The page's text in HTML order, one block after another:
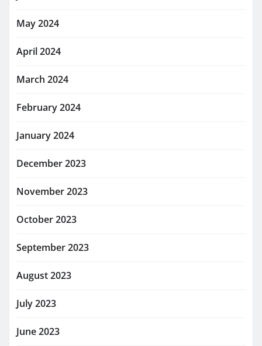
May 2024
April 2024
March 2024
February 2024
January 2024
December 2023
November 2023
October 2023
September 2023
August 2023
July 2023
June 2023